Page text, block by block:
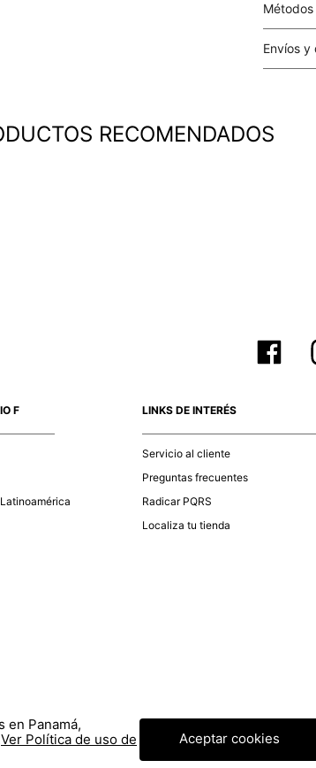
Tarjetas
Envíos y
análisis
tu
RECOMENDADOS
F LINKS DE INTERÉS
Servicio al cliente
Preguntas frecuentes
Radicar PQRS
Localiza tu tienda
STF GROUP S.A. TODOS LOS DERECHOS RESERVADOS.
en Panamá,
Ver Política de uso de
Aceptar cookies